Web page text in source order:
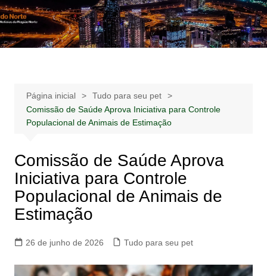
Ir
para
o
Notícias –
Publicidades –
Notícias – Publicidades – Anúncios
Página inicial
Tudo para seu pet
Comissão de Saúde Aprova Iniciativa para Controle
Populacional de Animais de Estimação
Comissão de Saúde Aprova
Iniciativa para Controle
Populacional de Animais de
Estimação
26 de junho de 2026 Tudo para seu pet